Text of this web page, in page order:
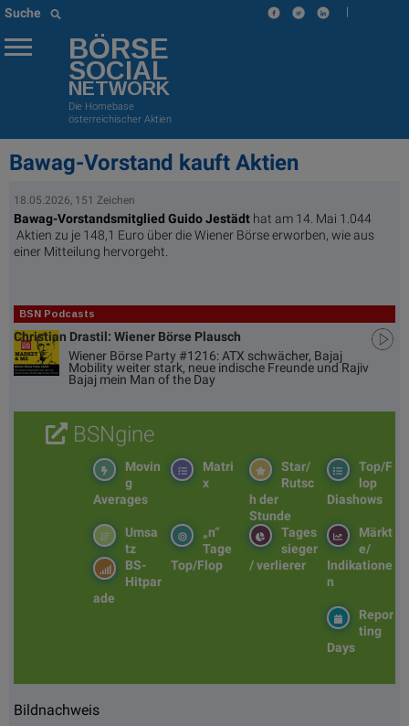
Suche |
BÖRSE
SOCIAL
NETWORK
Die Homebase
österreichischer Aktien
Bawag-Vorstand kauft Aktien
18.05.2026, 151 Zeichen
Bawag-Vorstandsmitglied Guido Jestädt hat am 14. Mai 1.044
Aktien zu je 148,1 Euro über die Wiener Börse erworben, wie aus
einer Mitteilung hervorgeht.
BSN Podcasts
Christian Drastil: Wiener Börse Plausch
Wiener Börse Party #1216: ATX schwächer, Bajaj
Mobility weiter stark, neue indische Freunde und Rajiv
Bajaj mein Man of the Day
BSNgine
Top/F
lop
Diashows
Star/
Rutsc
h der
Stunde
Matri
x
Movin
g
Averages
Märkt
e/
Indikatione
n
Tages
sieger
/ verlierer
„n“
Tage
Top/Flop
Umsa
tz
BS-
Hitpar
ade
Repor
ting
Days
Bildnachweis